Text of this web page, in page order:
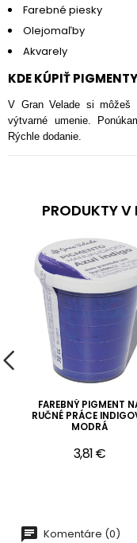
Farebné piesky
Olejomaľby
Akvarely
KDE KÚPIŤ
V Gran Velade si môžeš
výtvarné umenie.
Rýchle dodanie.
PRODUKTY
FAREBNÝ PIGMENT
RUČNÉ PRÁCE
MODRÁ
3,81 €
Komentáre (0)